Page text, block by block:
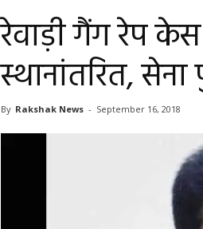
रेवाड़ी गैंग रेप
स्थानांतरित,
By Rakshak News - September 16, 2018